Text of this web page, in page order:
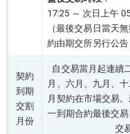
17:25 ～ 次日上午
（最後交易日當天
約由期交所另行公告
契約
到期
交割
月份
自交易當月起連續
月、六月、九月、
月契約在市場交易
一到期合約最後交
交